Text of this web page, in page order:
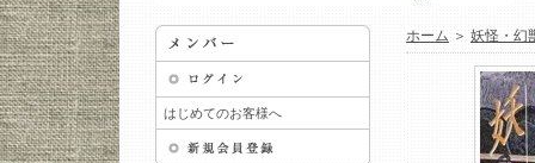
はじめてのお客様へ
ホーム ＞ 妖怪・幻